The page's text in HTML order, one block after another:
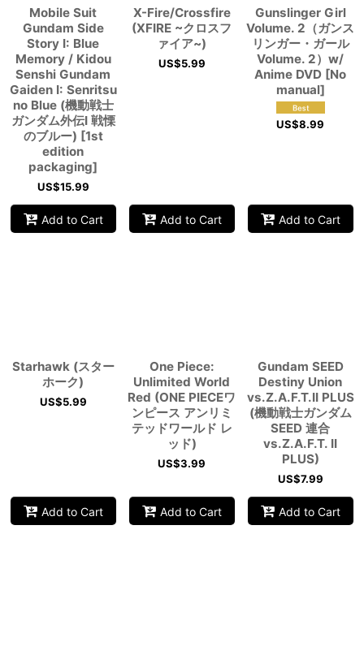
Mobile Suit
Gundam Side
Story I: Blue
Memory / Kidou
Senshi Gundam
Gaiden I: Senritsu
no Blue (機動戦士
ガンダム外伝I 戦慄
のブルー) [1st
edition
packaging]
US$15.99
Add to Cart
X-Fire/Crossfire
(XFIRE ~クロスフ
ァイア~)
US$5.99
Add to Cart
Gunslinger Girl
Volume. 2（ガンス
リンガー・ガール
Volume. 2）w/
Anime DVD [No
manual]
US$8.99
Add to Cart
Starhawk (スター
ホーク)
US$5.99
Add to Cart
One Piece:
Unlimited World
Red (ONE PIECEワ
ンピース アンリミ
テッドワールド レ
ッド)
US$3.99
Add to Cart
Gundam SEED
Destiny Union
vs.Z.A.F.T.II PLUS
(機動戦士ガンダム
SEED 連合
vs.Z.A.F.T. II
PLUS)
US$7.99
Add to Cart